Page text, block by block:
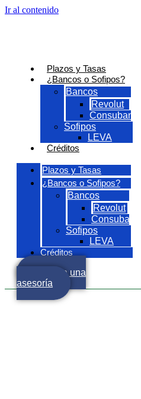
Ir al contenido
Plazos y Tasas
¿Bancos o Sofipos?
Bancos
Revolut
Consubanco
Sofipos
LEVA
Créditos
Plazos y Tasas
¿Bancos o Sofipos?
Bancos
Revolut
Consubanco
Sofipos
LEVA
Créditos
Agenda una
asesoría